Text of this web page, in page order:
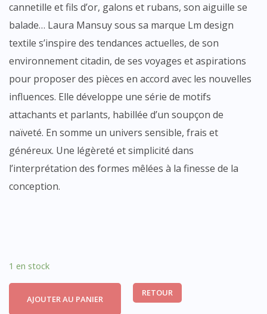
cannetille et fils d’or, galons et rubans, son aiguille se
balade… Laura Mansuy sous sa marque Lm design
textile s’inspire des tendances actuelles, de son
environnement citadin, de ses voyages et aspirations
pour proposer des pièces en accord avec les nouvelles
influences. Elle développe une série de motifs
attachants et parlants, habillée d’un soupçon de
naïveté. En somme un univers sensible, frais et
généreux. Une légèreté et simplicité dans
l’interprétation des formes mêlées à la finesse de la
conception.
1 en stock
AJOUTER AU PANIER
RETOUR